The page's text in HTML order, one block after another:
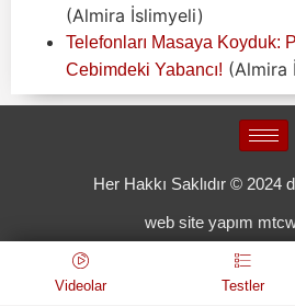
(Almira İslimyeli)
Telefonları Masaya Koyduk:
Cebimdeki Yabancı! (Almira
Her Hakkı Saklıdır © 2024
web site yapım
Videolar Testler